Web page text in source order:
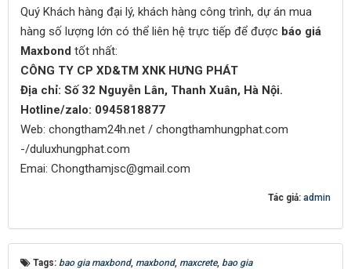
Quý Khách hàng đại lý, khách hàng công trình, dự án mua
hàng số lượng lớn có thể liên hệ trực tiếp để được báo giá
Maxbond tốt nhất:
CÔNG TY CP XD&TM XNK HƯNG PHÁT
Địa chỉ: Số 32 Nguyễn Lân, Thanh Xuân, Hà Nội.
Hotline/zalo: 0945818877
Web: chongtham24h.net / chongthamhungphat.com
-/duluxhungphat.com
Emai: Chongthamjsc@gmail.com
Tác giả: admin
Tags: bao gia maxbond, maxbond, maxcrete, bao gia